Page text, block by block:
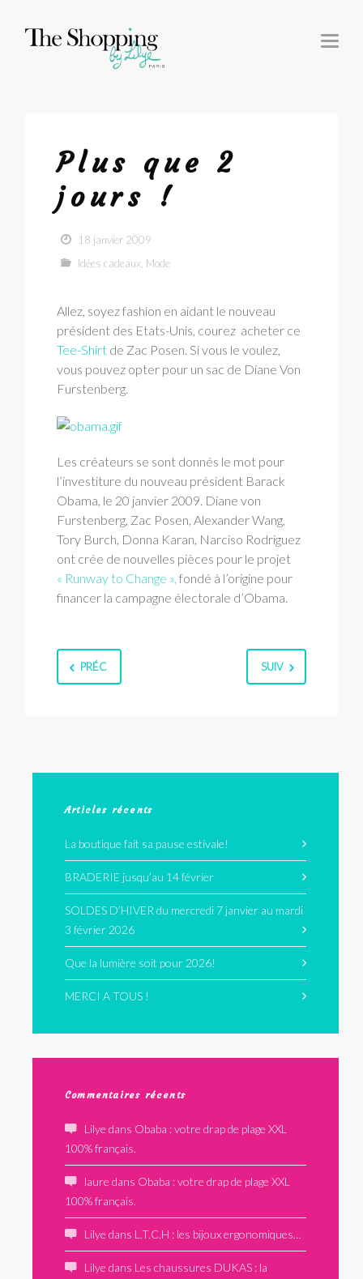
T
O
Plus que 2
jours !
18 janvier 2009
Idées cadeaux Mode
Allez, soyez fashion en aidant le nouveau
président des Etats-Unis, courez acheter ce
Tee-Shirt de Zac Posen. Si vous le voulez,
vous pouvez opter pour un sac de Diane Von
Furstenberg.
Les créateurs se sont donnés le mot pour
l’investiture du nouveau président Barack
Obama, le 20 janvier 2009. Diane von
Furstenberg, Zac Posen, Alexander Wang,
Tory Burch, Donna Karan, Narciso Rodriguez
ont crée de nouvelles pièces pour le projet
« Runway to Change », fondé à l’origine pour
financer la campagne électorale d’Obama.
PRÉC SUIV
Articles récents
La boutique fait sa pause estivale!
BRADERIE jusqu’au 14 février
SOLDES D’HIVER du mercredi 7 janvier au mardi
3 février 2026
Que la lumière soit pour 2026!
MERCI A TOUS !
Commentaires récents
Lilye dans Obaba : votre drap de plage XXL
100% français.
laure dans Obaba : votre drap de plage XXL
100% français.
Lilye dans L.T.C.H : les bijoux ergonomiques…
Lilye dans Les chaussures DUKAS : la